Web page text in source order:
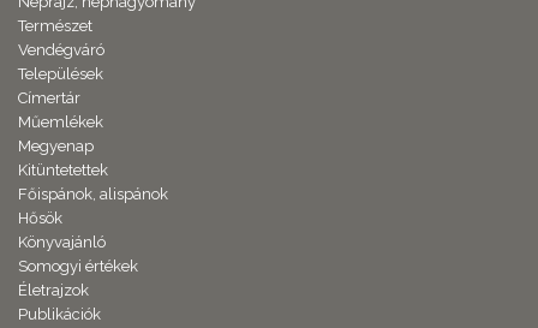
Természet
Vendégváró
Települések
Címertár
Műemlékek
Megyenap
Kitüntetettek
Főispánok, alispánok
Hősök
Könyvajánló
Somogyi értékek
Életrajzok
Publikációk